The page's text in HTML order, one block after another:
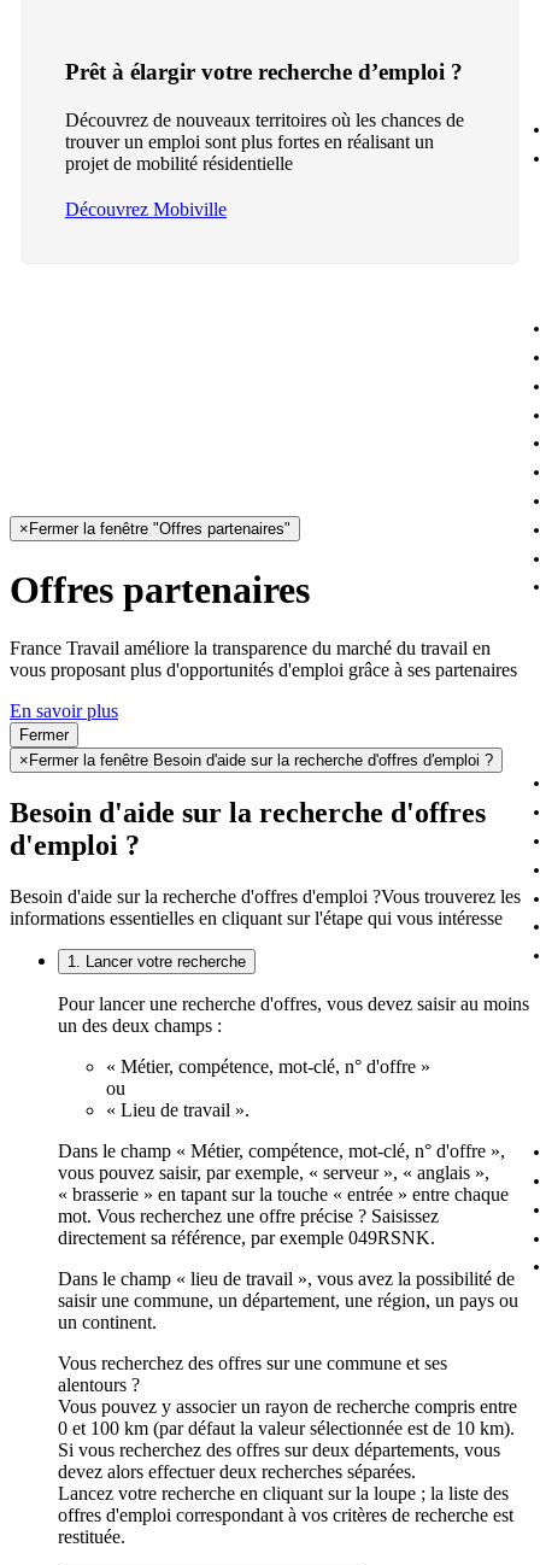
Prêt à élargir votre recherche d’emploi ?
Découvrez de nouveaux territoires où les chances de
trouver un emploi sont plus fortes en réalisant un
projet de mobilité résidentielle
Découvrez Mobiville
× Fermer la fenêtre "Offres partenaires"
Offres partenaires
France Travail améliore la transparence du marché du travail en
vous proposant plus d'opportunités d'emploi grâce à ses partenaires
En savoir plus
Fermer
× Fermer la fenêtre Besoin d'aide sur la recherche d'offres d'emploi ?
Besoin d'aide sur la recherche d'offres
d'emploi ?
Besoin d'aide sur la recherche d'offres d'emploi ?Vous trouverez les
informations essentielles en cliquant sur l'étape qui vous intéresse
1. Lancer votre recherche
Pour lancer une recherche d'offres, vous devez saisir au moins
un des deux champs :
« Métier, compétence, mot-clé, n° d'offre »
ou
« Lieu de travail ».
Dans le champ « Métier, compétence, mot-clé, n° d'offre »,
vous pouvez saisir, par exemple, « serveur », « anglais »,
« brasserie » en tapant sur la touche « entrée » entre chaque
mot. Vous recherchez une offre précise ? Saisissez
directement sa référence, par exemple 049RSNK.
Dans le champ « lieu de travail », vous avez la possibilité de
saisir une commune, un département, une région, un pays ou
un continent.
Vous recherchez des offres sur une commune et ses
alentours ?
Vous pouvez y associer un rayon de recherche compris entre
0 et 100 km (par défaut la valeur sélectionnée est de 10 km).
Si vous recherchez des offres sur deux départements, vous
devez alors effectuer deux recherches séparées.
Lancez votre recherche en cliquant sur la loupe ; la liste des
offres d'emploi correspondant à vos critères de recherche est
restituée.